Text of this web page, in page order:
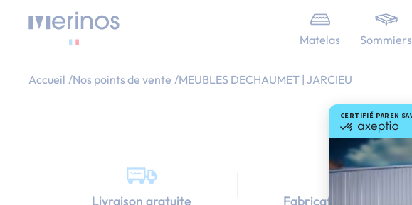
Allez au contenu
Matelas Sommiers
Accueil Nos points de vente MEUBLES DECHAUMET | JARCIEU
Livraison gratuite Fabrication Française